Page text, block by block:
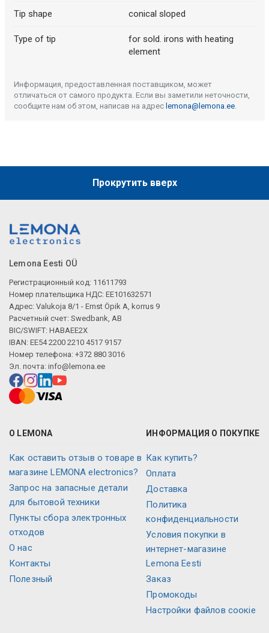
Tip shape conical sloped
Type of tip
for sold. irons with heating
element
Информация, предоставленная поставщиком, может
отличаться от самого продукта. Если вы заметили неточности,
сообщите нам об этом, написав на адрес lemona@lemona.ee.
Прокрутить вверх
Lemona Eesti OÜ
Регистрационный код: 11611793
Номер плательщика НДС: EE101632571
Адрес: Valukoja 8/1 - Ernst Öpik A, korrus 9
Расчетный счет: Swedbank, AB
BIC/SWIFT: HABAEE2X
IBAN: EE54 2200 2210 4517 9157
Номер телефона: +372 880 3016
Эл. почта: info@lemona.ee
О LEMONA
Как оставить отзыв о товаре в
магазине LEMONA electronics?
Запрос на запасные детали
для бытовой техники
Пункты сбора электронных
отходов
О нас
Контакты
Полезный
ИНФОРМАЦИЯ О ПОКУПКЕ
Как купить?
Оплата
Доставка
Политика
конфиденциальности
Условия покупки в
интернет-магазине
Lemona Eesti
Заказ
Промокоды
Настройки файлов соокіе